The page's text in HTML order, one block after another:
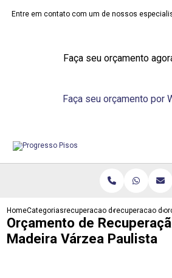
Entre em contato com um de nossos
Faça seu orçamento
Faça seu orçamento por
HomeCategoriasrecuperacao de pisosrecuperacao de
Orçamento de
Madeira Várzea Paulista